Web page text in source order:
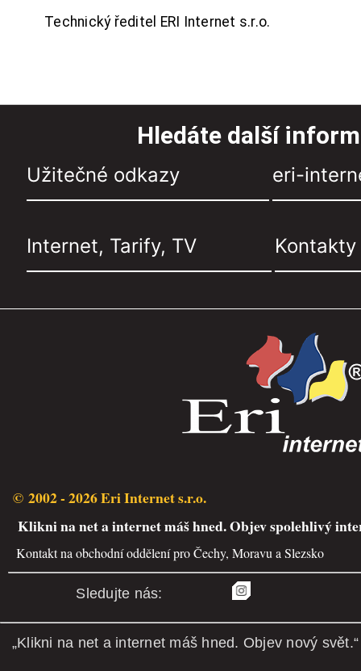
Technický ředitel ERI Internet s.r.o.
Hledáte další
Užitečné odkazy eri-
Internet, Tarify, TV Kontakty
© 2002 - 2026 Eri Internet s.r.o.
Klikni na net a internet máš hned. Objev spolehlivý
Kontakt na obchodní oddělení pro Čechy, Moravu a Slezsko
Sledujte nás:
„Klikni na net a internet máš hned. Objev nový svět.“